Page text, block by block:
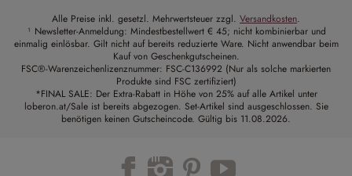
Alle Preise inkl. gesetzl. Mehrwertsteuer zzgl. Versandkosten.
¹ Newsletter-Anmeldung: Mindestbestellwert € 45; nicht kombinierbar und
einmalig einlösbar. Gilt nicht auf bereits reduzierte Ware. Nicht anwendbar beim
Kauf von Geschenkgutscheinen.
FSC®-Warenzeichenlizenznummer: FSC-C136992 (Nur als solche markierten
Produkte sind FSC zertifiziert)
*FINAL SALE: Der Extra-Rabatt in Höhe von 25% auf alle Artikel unter
loberon.at/Sale ist bereits abgezogen. Set-Artikel sind ausgeschlossen. Sie
benötigen keinen Gutscheincode. Gültig bis 11.08.2026.